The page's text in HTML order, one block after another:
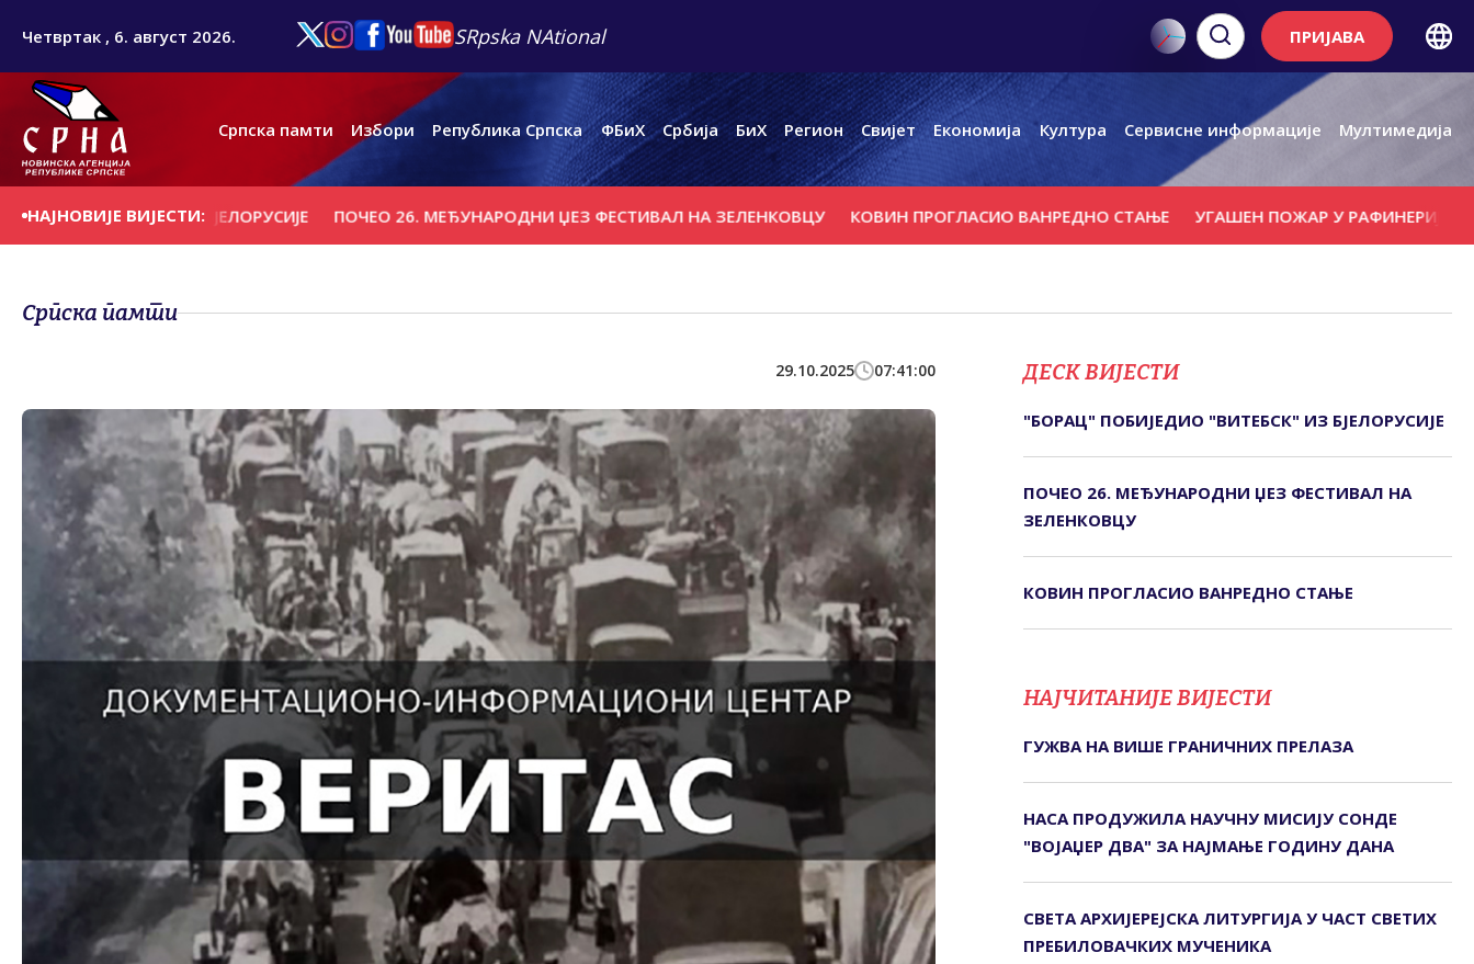
Четвртак , 6. август 2026. SRpska NAtional ПРИЈАВА
Српска памти Избори Република Српска ФБиХ Србија БиХ Регион Свијет Економија Култура Сервисне информације Мултимедија
НАЈНОВИЈЕ ВИЈЕСТИ:
"ВИТЕБСК" ИЗ БЈЕЛОРУСИЈЕ ПОЧЕО 26. МЕЂУНАРОДНИ ЏЕЗ ФЕСТИВАЛ НА ЗЕЛЕНКОВЦУ КОВИН ПРОГЛАСИО ВАНРЕДНО СТАЊЕ УГАШЕН ПОЖАР У РАФИНЕРИЈИ НАФТЕ
Српска памти
29.10.2025 07:41:00 ДЕСК ВИЈЕСТИ
"БОРАЦ" ПОБИЈЕДИО "ВИТЕБСК" ИЗ БЈЕЛОРУСИЈЕ
ПОЧЕО 26. МЕЂУНАРОДНИ ЏЕЗ ФЕСТИВАЛ НА
ЗЕЛЕНКОВЦУ
КОВИН ПРОГЛАСИО ВАНРЕДНО СТАЊЕ
НАЈЧИТАНИЈЕ ВИЈЕСТИ
ГУЖВА НА ВИШЕ ГРАНИЧНИХ ПРЕЛАЗА
НАСА ПРОДУЖИЛА НАУЧНУ МИСИЈУ СОНДЕ
"ВОЈАЏЕР ДВА" ЗА НАЈМАЊЕ ГОДИНУ ДАНА
СВЕTА АРХИЈЕРЕЈСКА ЛИTУРГИЈА У ЧАСТ СВЕТИХ
ПРЕБИЛОВАЧКИХ МУЧЕНИКА